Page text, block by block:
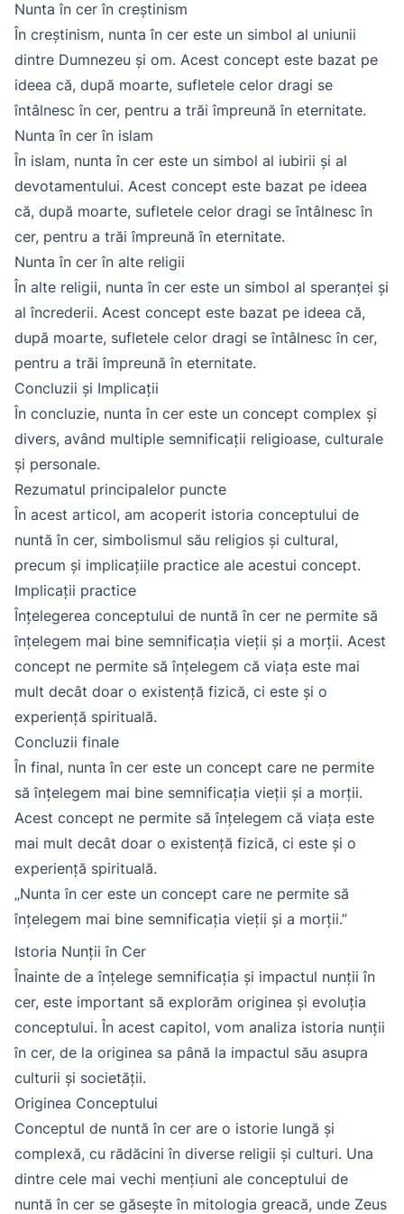
Nunta în cer în creștinism
În creștinism, nunta în cer este un simbol al uniunii
dintre Dumnezeu și om. Acest concept este bazat pe
ideea că, după moarte, sufletele celor dragi se
întâlnesc în cer, pentru a trăi împreună în eternitate.
Nunta în cer în islam
În islam, nunta în cer este un simbol al iubirii și al
devotamentului. Acest concept este bazat pe ideea
că, după moarte, sufletele celor dragi se întâlnesc în
cer, pentru a trăi împreună în eternitate.
Nunta în cer în alte religii
În alte religii, nunta în cer este un simbol al speranței și
al încrederii. Acest concept este bazat pe ideea că,
după moarte, sufletele celor dragi se întâlnesc în cer,
pentru a trăi împreună în eternitate.
Concluzii și Implicații
În concluzie, nunta în cer este un concept complex și
divers, având multiple semnificații religioase, culturale
și personale.
Rezumatul principalelor puncte
În acest articol, am acoperit istoria conceptului de
nuntă în cer, simbolismul său religios și cultural,
precum și implicațiile practice ale acestui concept.
Implicații practice
Înțelegerea conceptului de nuntă în cer ne permite să
înțelegem mai bine semnificația vieții și a morții. Acest
concept ne permite să înțelegem că viața este mai
mult decât doar o existență fizică, ci este și o
experiență spirituală.
Concluzii finale
În final, nunta în cer este un concept care ne permite
să înțelegem mai bine semnificația vieții și a morții.
Acest concept ne permite să înțelegem că viața este
mai mult decât doar o existență fizică, ci este și o
experiență spirituală.
„Nunta în cer este un concept care ne permite să
înțelegem mai bine semnificația vieții și a morții.”
Istoria Nunții în Cer
Înainte de a înțelege semnificația și impactul nunții în
cer, este important să explorăm originea și evoluția
conceptului. În acest capitol, vom analiza istoria nunții
în cer, de la originea sa până la impactul său asupra
culturii și societății.
Originea Conceptului
Conceptul de nuntă în cer are o istorie lungă și
complexă, cu rădăcini în diverse religii și culturi. Una
dintre cele mai vechi mențiuni ale conceptului de
nuntă în cer se găsește în mitologia greacă, unde Zeus